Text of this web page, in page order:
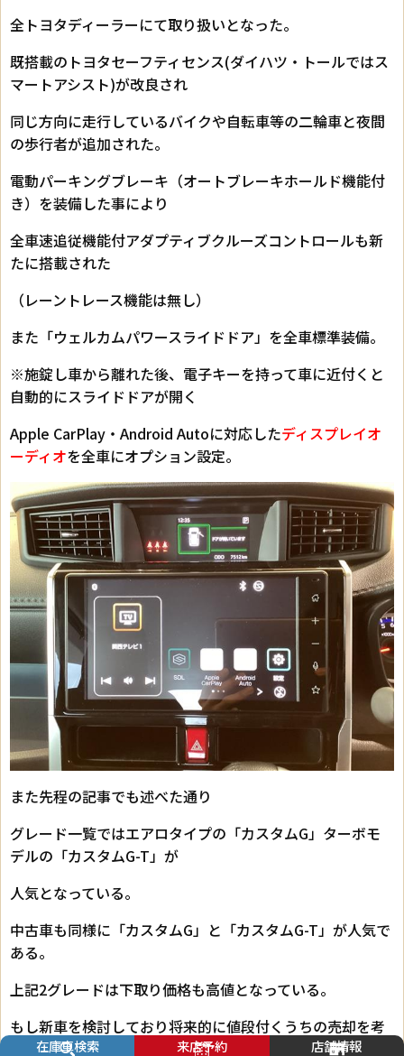
全トヨタディーラーにて取り扱いとなった。
既搭載のトヨタセーフティセンス(ダイハツ・トールではス
マートアシスト)が改良され
同じ方向に走行しているバイクや自転車等の二輪車と夜間
の歩行者が追加された。
電動パーキングブレーキ（オートブレーキホールド機能付
き）を装備した事により
全車速追従機能付アダプティブクルーズコントロールも新
たに搭載された
（レーントレース機能は無し）
また「ウェルカムパワースライドドア」を全車標準装備。
※施錠し車から離れた後、電子キーを持って車に近付くと
自動的にスライドドアが開く
Apple CarPlay・Android Autoに対応したディスプレイオ
ーディオを全車にオプション設定。
また先程の記事でも述べた通り
グレード一覧ではエアロタイプの「カスタムG」ターボモ
デルの「カスタムG-T」が
人気となっている。
中古車も同様に「カスタムG」と「カスタムG-T」が人気で
ある。
上記2グレードは下取り価格も高値となっている。
もし新車を検討しており将来的に値段付くうちの売却を考
えている方には
在庫車検索 来店予約 店舗情報